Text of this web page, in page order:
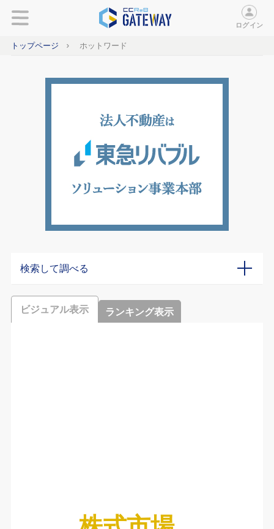
ログイン
トップページ ホットワード
検索して調べる
ビジュアル表示 ランキング表示